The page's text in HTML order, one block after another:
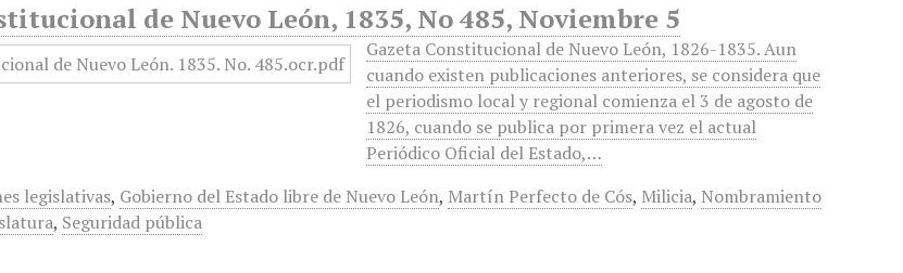
de Nuevo León, 1835, No 485, Noviembre 5
Gazeta Constitucional de Nuevo León, 1826-1835. Aun
cuando existen publicaciones anteriores, se considera que
el periodismo local y regional comienza el 3 de agosto de
1826, cuando se publica por primera vez el actual
Periódico Oficial del Estado,…
legislativas, Gobierno del Estado libre de Nuevo León, Martín Perfecto de Cós, Milicia, Nombramiento
, Seguridad pública